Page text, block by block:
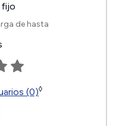
fijo
de hasta
(0)◊